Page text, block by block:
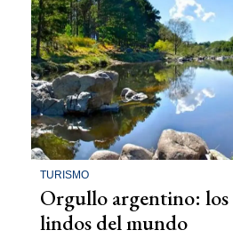
TURISMO
Orgullo argentino: los
lindos del mundo